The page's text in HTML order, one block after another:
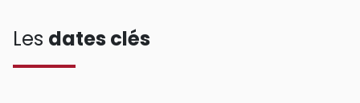
Les dates clés